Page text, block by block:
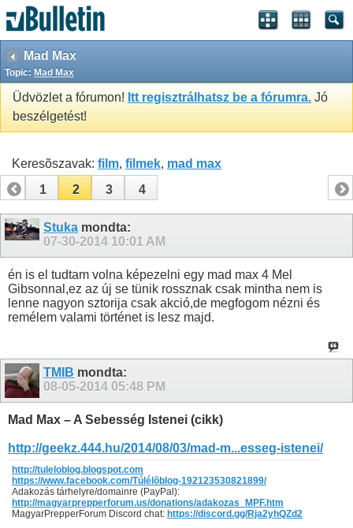
Mad Max
Topic: Mad Max
Üdvözlet a fórumon! Itt regisztrálhatsz be a fórumra. Jó
beszélgetést!
Keresõszavak: film, filmek, mad max
1
2 3 4
Stuka mondta:
07-30-2014 10:01 AM
én is el tudtam volna képezelni egy mad max 4 Mel
Gibsonnal,ez az új se tünik rossznak csak mintha nem is
lenne nagyon sztorija csak akció,de megfogom nézni és
remélem valami történet is lesz majd.
TMIB mondta:
08-05-2014 05:48 PM
Mad Max – A Sebesség Istenei (cikk)
http://geekz.444.hu/2014/08/03/mad-m...esseg-istenei/
http://tuleloblog.blogspot.com
https://www.facebook.com/Túlélõblog-192123530821899/
Adakozás tárhelyre/domainre (PayPal):
http://magyarprepperforum.us/donations/adakozas_MPF.htm
MagyarPrepperForum Discord chat: https://discord.gg/Rja2yhQZd2